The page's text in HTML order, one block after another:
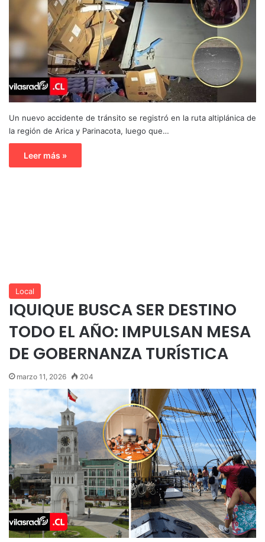
Un nuevo accidente de tránsito se registró en la ruta altiplánica de
la región de Arica y Parinacota, luego que…
Leer más »
Local
IQUIQUE BUSCA SER DESTINO
TODO EL AÑO: IMPULSAN MESA
DE GOBERNANZA TURÍSTICA
marzo 11, 2026 204